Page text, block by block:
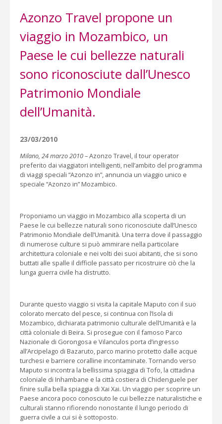
Azonzo Travel propone un
viaggio in Mozambico, un
Paese le cui bellezze naturali
sono riconosciute dall’Unesco
Patrimonio Mondiale
dell’Umanità.
23/03/2010
Milano, 24 marzo 2010– Azonzo Travel, il tour operator
preferito dai viaggiatori intelligenti, nell’ambito del programma
di viaggi speciali “Azonzo in”, annuncia un viaggio unico e
speciale “Azonzo in” Mozambico.
Proponiamo un viaggio in Mozambico alla scoperta di un
Paese le cui bellezze naturali sono riconosciute dall’Unesco
Patrimonio Mondiale dell’Umanità. Una terra dove il passaggio
di numerose culture si può ammirare nella particolare
architettura coloniale e nei volti dei suoi abitanti, che si sono
buttati alle spalle il difficile passato per ricostruire ciò che la
lunga guerra civile ha distrutto.
Durante questo viaggio si visita la capitale Maputo con il suo
colorato mercato del pesce, si continua con l’Isola di
Mozambico, dichiarata patrimonio culturale dell’Umanità e la
città coloniale di Beira. Si prosegue con il famoso Parco
Nazionale di Gorongosa e Vilanculos porta d’ingresso
all’Arcipelago di Bazaruto, parco marino protetto dalle acque
turchesi e barriere coralline incontaminate. Tornando verso
Maputo si incontra la bellissima spiaggia di Tofo, la cittadina
coloniale di Inhambane e la città costiera di Chidenguele per
finire sulla bella spiaggia di Xai Xai. Un viaggio per scoprire un
Paese ancora poco conosciuto le cui bellezze naturalistiche e
culturali stanno rifiorendo nonostante il lungo periodo di
guerra civile a cui si è sottoposto.